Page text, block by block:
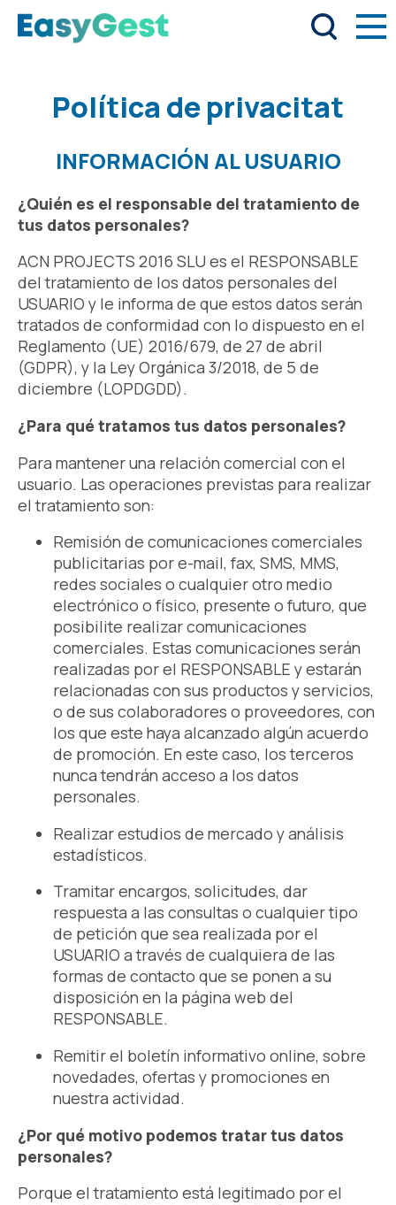
Política de privacitat
INFORMACIÓN AL USUARIO
¿Quién es el responsable del tratamiento de
tus datos personales?
ACN PROJECTS 2016 SLU es el RESPONSABLE
del tratamiento de los datos personales del
USUARIO y le informa de que estos datos serán
tratados de conformidad con lo dispuesto en el
Reglamento (UE) 2016/679, de 27 de abril
(GDPR), y la Ley Orgánica 3/2018, de 5 de
diciembre (LOPDGDD).
¿Para qué tratamos tus datos personales?
Para mantener una relación comercial con el
usuario. Las operaciones previstas para realizar
el tratamiento son:
Remisión de comunicaciones comerciales
publicitarias por e-mail, fax, SMS, MMS,
redes sociales o cualquier otro medio
electrónico o físico, presente o futuro, que
posibilite realizar comunicaciones
comerciales. Estas comunicaciones serán
realizadas por el RESPONSABLE y estarán
relacionadas con sus productos y servicios,
o de sus colaboradores o proveedores, con
los que este haya alcanzado algún acuerdo
de promoción. En este caso, los terceros
nunca tendrán acceso a los datos
personales.
Realizar estudios de mercado y análisis
estadísticos.
Tramitar encargos, solicitudes, dar
respuesta a las consultas o cualquier tipo
de petición que sea realizada por el
USUARIO a través de cualquiera de las
formas de contacto que se ponen a su
disposición en la página web del
RESPONSABLE.
Remitir el boletín informativo online, sobre
novedades, ofertas y promociones en
nuestra actividad.
¿Por qué motivo podemos tratar tus datos
personales?
Porque el tratamiento está legitimado por el